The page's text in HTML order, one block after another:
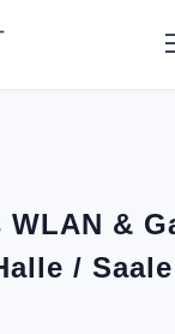
&
/ Saale